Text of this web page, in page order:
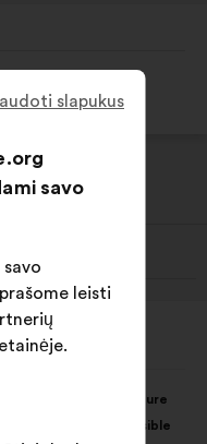
grâce à une meilleure
le rendant possible
slapukus
savo
leisti